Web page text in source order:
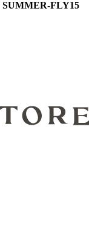
SUMMER-FLY15